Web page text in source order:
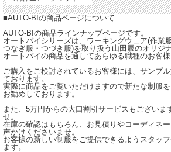
■AUTO-BIの商品ページについて
AUTO-BIの商品ラインナップページです。
オートバイシリーズは、ワーキングウェア(作業
つなぎ服・つづき服)を取り扱う山田辰のオリジ
オートバイの商品を通してあらゆる職種のお客様
ご購入をご検討されているお客様には、サンプ
ております。
実際に商品をご覧いただけますので新たな制服
お勧めしております。
また、5万円からの大口割引サービスもございま
せ。
在庫の確認はもちろん、お見積りやコーディネ
声かけくださいませ。
お客様の新しい制服をご提供できるようスタッ
ます。